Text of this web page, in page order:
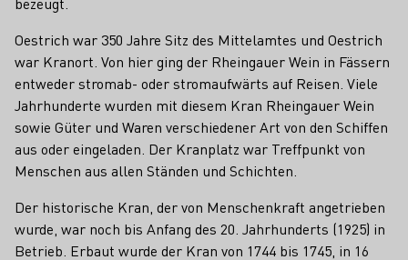
Oestrich war 350 Jahre Sitz des Mittelamtes und Oestrich
war Kranort. Von hier ging der Rheingauer Wein in Fässern
entweder stromab- oder stromaufwärts auf Reisen. Viele
Jahrhunderte wurden mit diesem Kran Rheingauer Wein
sowie Güter und Waren verschiedener Art von den Schiffen
aus oder eingeladen. Der Kranplatz war Treffpunkt von
Menschen aus allen Ständen und Schichten.
Der historische Kran, der von Menschenkraft angetrieben
wurde, war noch bis Anfang des 20. Jahrhunderts (1925) in
Betrieb. Erbaut wurde der Kran von 1744 bis 1745, in 16